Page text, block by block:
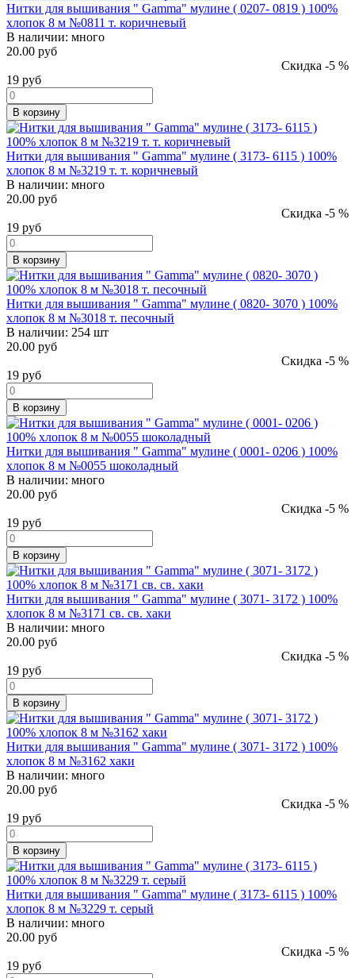
Нитки для вышивания " Gamma" мулине ( 0207- 0819 ) 100%
хлопок 8 м №0811 т. коричневый
В наличии: много
20.00 руб
Скидка -5 %
19 руб
В корзину
Нитки для вышивания " Gamma" мулине ( 3173- 6115 ) 100%
хлопок 8 м №3219 т. т. коричневый
В наличии: много
20.00 руб
Скидка -5 %
19 руб
В корзину
Нитки для вышивания " Gamma" мулине ( 0820- 3070 ) 100%
хлопок 8 м №3018 т. песочный
В наличии: 254 шт
20.00 руб
Скидка -5 %
19 руб
В корзину
Нитки для вышивания " Gamma" мулине ( 0001- 0206 ) 100%
хлопок 8 м №0055 шоколадный
В наличии: много
20.00 руб
Скидка -5 %
19 руб
В корзину
Нитки для вышивания " Gamma" мулине ( 3071- 3172 ) 100%
хлопок 8 м №3171 св. св. хаки
В наличии: много
20.00 руб
Скидка -5 %
19 руб
В корзину
Нитки для вышивания " Gamma" мулине ( 3071- 3172 ) 100%
хлопок 8 м №3162 хаки
В наличии: много
20.00 руб
Скидка -5 %
19 руб
В корзину
Нитки для вышивания " Gamma" мулине ( 3173- 6115 ) 100%
хлопок 8 м №3229 т. серый
В наличии: много
20.00 руб
Скидка -5 %
19 руб